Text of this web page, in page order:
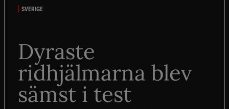
SVERIGE
Dyraste
ridhjälmarna blev
sämst i test